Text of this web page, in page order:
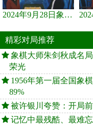
2024年9月28日象棋世界栏目，刘君、蒋川讲解了第九届杨官璘杯象棋...
精彩对局推荐
象棋大师朱剑秋成名
荣光
1956年第一届全国象
89%
被许银川夸赞：开局
记忆中最残酷、最难